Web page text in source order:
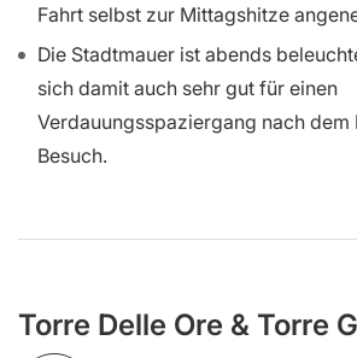
Fahrt selbst zur Mittagshitze
Die Stadtmauer ist abends
sich damit auch sehr gut für einen
Verdauungsspaziergang nach dem
Besuch.
Torre Delle Ore & Torre